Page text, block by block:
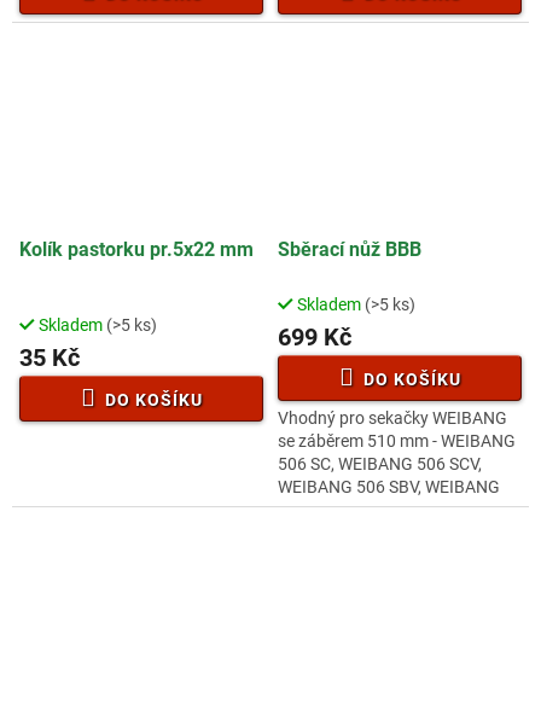
Kolík pastorku pr.5x22 mm
Skladem (>5 ks)
35 Kč
DO KOŠÍKU
Sběrací nůž BBB
Průměrné
hodnocení
produktu
4,4
z
5
hvězdiček.
Skladem (>5 ks)
699 Kč
DO KOŠÍKU
Vhodný pro sekačky WEIBANG
se záběrem 510 mm - WEIBANG
506 SC, WEIBANG 506 SCV,
WEIBANG 506 SBV, WEIBANG
506 SBV DOV, WEIBANG 506